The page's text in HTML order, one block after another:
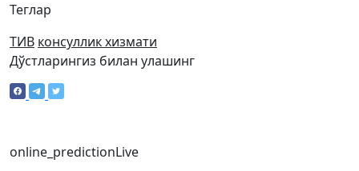
Теглар
ТИВ консуллик хизмати
Дўстларингиз билан улашинг
online_predictionLive